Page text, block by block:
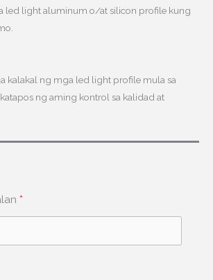
led light aluminum o/at silicon profile kung
kalakal ng mga led light profile mula sa
ng aming kontrol sa kalidad at